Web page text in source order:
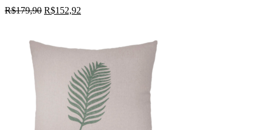
R$179,90 R$152,92